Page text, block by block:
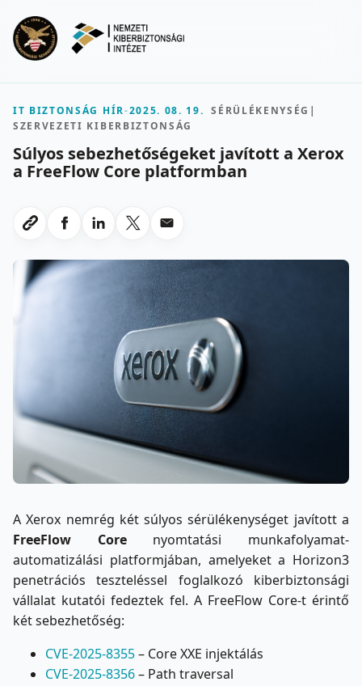
IT BIZTONSÁG HÍR-2025. 08. 19. SÉRÜLÉKENYSÉG |
SZERVEZETI KIBERBIZTONSÁG
Súlyos sebezhetőségeket javított a Xerox
a FreeFlow Core platformban
Link masolasa
Megosztas Facebookon
Megosztas LinkedInen
Megosztas X-en
Megosztas emailben
A Xerox nemrég két súlyos sérülékenységet javított a
FreeFlow Corenyomtatási munkafolyamat-
automatizálási platformjában, amelyeket a Horizon3
penetrációs teszteléssel foglalkozó kiberbiztonsági
vállalat kutatói fedeztek fel. A FreeFlow Core-t érintő
két sebezhetőség:
CVE-2025-8355– Core XXE injektálás
CVE-2025-8356– Path traversal